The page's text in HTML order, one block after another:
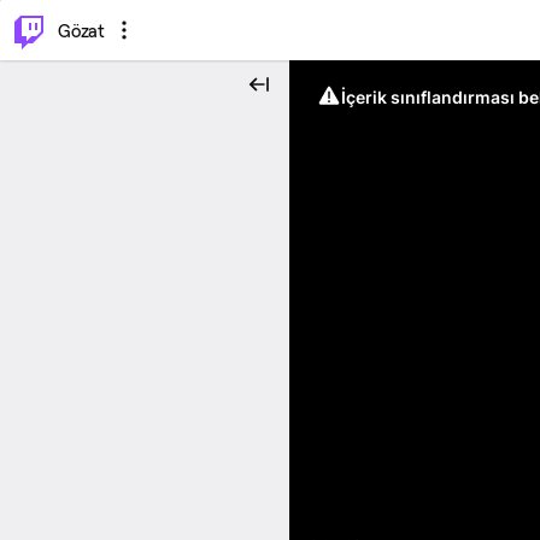
Gözat
İçerik sınıflandırması